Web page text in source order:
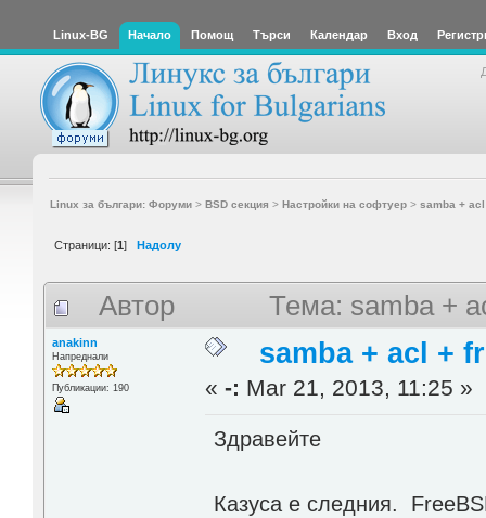
Linux-BG Начало Помощ Търси Календар Вход
Linux за българи: Форуми> BSD секция > Настройки на софтуер> samba +
Страници: [1] Надолу
Автор Тема: samba +
anakinn
Напреднали
Публикации: 190
samba + acl +
«-: Mar 21, 2013, 11:25 »
Здравейте
Казуса е следния.